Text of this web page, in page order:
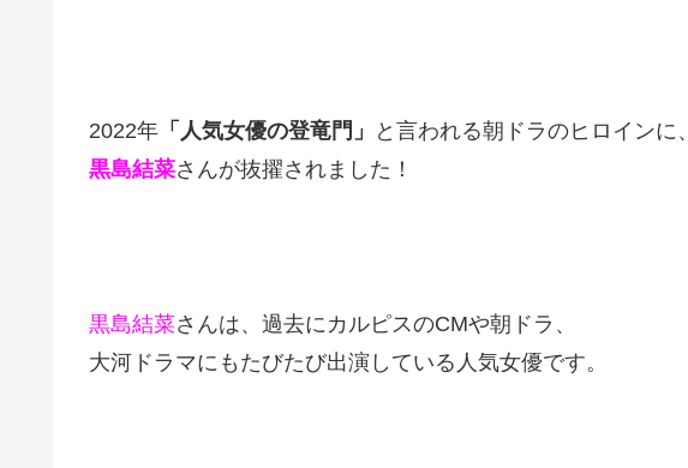
2022年 「人気女優の登竜門」
と言われる朝ドラのヒロインに、
黒島結菜さんが抜擢されました！
黒島結菜さんは、過去にカルピスのCMや朝ドラ、
大河ドラマにもたびたび出演している人気女優です。